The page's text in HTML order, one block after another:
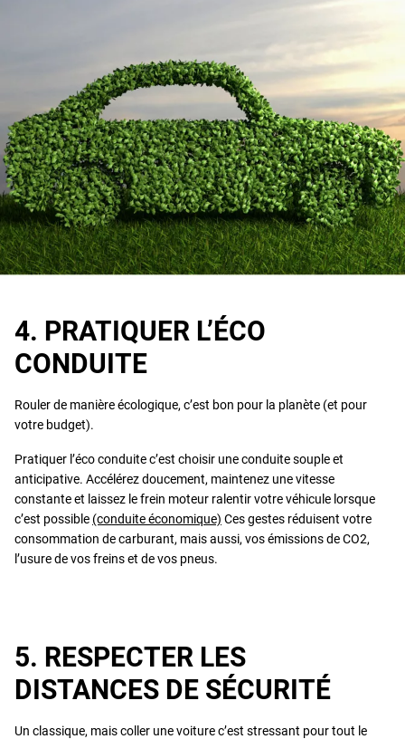
4. PRATIQUER L’ÉCO
CONDUITE
Rouler de manière écologique, c’est bon pour la planète (et pour
votre budget).
Pratiquer l’éco conduite c’est choisir une conduite souple et
anticipative. Accélérez doucement, maintenez une vitesse
constante et laissez le frein moteur ralentir votre véhicule lorsque
c’est possible (conduite économique) Ces gestes réduisent votre
consommation de carburant, mais aussi, vos émissions de CO2,
l’usure de vos freins et de vos pneus.
5. RESPECTER LES
DISTANCES DE SÉCURITÉ
Un classique, mais coller une voiture c’est stressant pour tout le